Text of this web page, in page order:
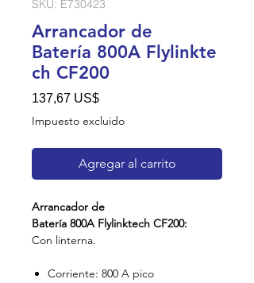
SKU: E730423
Arrancador de
Batería 800A Flylinkte
ch CF200
137,67 US$Precio
Impuesto excluido
Agregar al carrito
Arrancador de
Batería 800A Flylinktech CF200:
Con linterna.
Corriente: 800 A pico